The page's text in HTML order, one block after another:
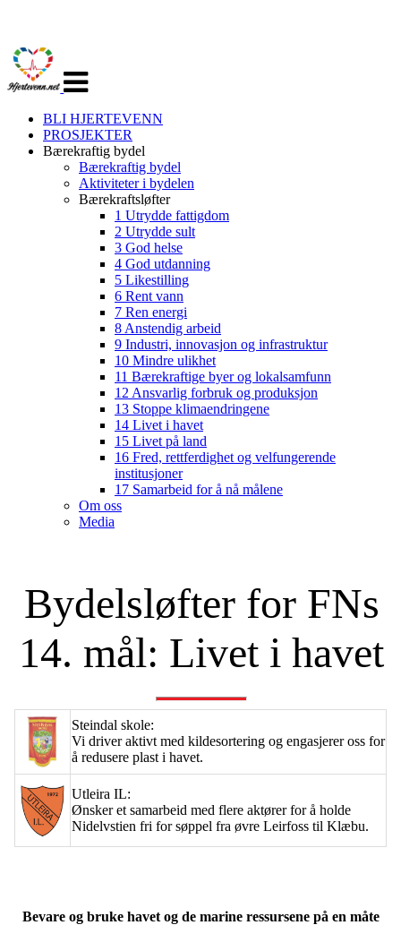
navigasjon
BLI HJERTEVENN
PROSJEKTER
Bærekraftig bydel
Bærekraftig bydel
Aktiviteter i bydelen
Bærekraftsløfter
1 Utrydde fattigdom
2 Utrydde sult
3 God helse
4 God utdanning
5 Likestilling
6 Rent vann
7 Ren energi
8 Anstendig arbeid
9 Industri, innovasjon og infrastruktur
10 Mindre ulikhet
11 Bærekraftige byer og lokalsamfunn
12 Ansvarlig forbruk og produksjon
13 Stoppe klimaendringene
14 Livet i havet
15 Livet på land
16 Fred, rettferdighet og velfungerende
institusjoner
17 Samarbeid for å nå målene
Om oss
Media
Bydelsløfter for FNs
14. mål: Livet i havet
Steindal skole:
Vi driver aktivt med kildesortering og engasjerer oss for
å redusere plast i havet.
Utleira IL:
Ønsker et samarbeid med flere aktører for å holde
Nidelvstien fri for søppel fra øvre Leirfoss til Klæbu.
Bevare og bruke havet og de marine ressursene på en måte